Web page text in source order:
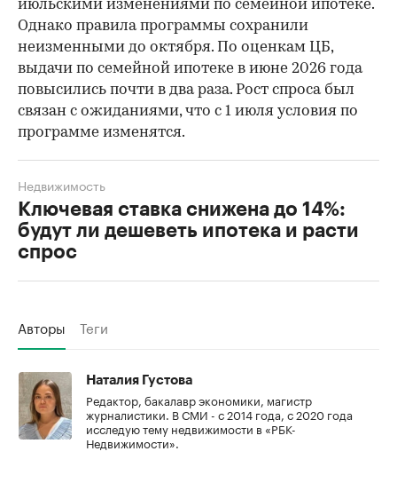
июльскими изменениями по семейной ипотеке.
Однако правила программы сохранили
неизменными до октября. По оценкам ЦБ,
выдачи по семейной ипотеке в июне 2026 года
повысились почти в два раза. Рост спроса был
связан с ожиданиями, что с 1 июля условия по
программе изменятся.
Ключевая ставка снижена до 14%:
будут ли дешеветь ипотека и расти
спрос
Недвижимость
Авторы Теги
Наталия Густова
Редактор, бакалавр экономики, магистр
журналистики. В СМИ - с 2014 года, с 2020 года
исследую тему недвижимости в «РБК-
Недвижимости».